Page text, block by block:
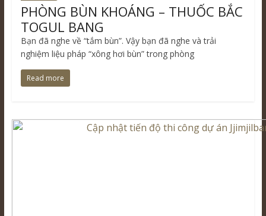
PHÒNG BÙN KHOÁNG – THUỐC BẮC
TOGUL BANG
Bạn đã nghe về “tắm bùn”. Vậy bạn đã nghe và trải
nghiệm liệu pháp “xông hơi bùn” trong phòng
Read more